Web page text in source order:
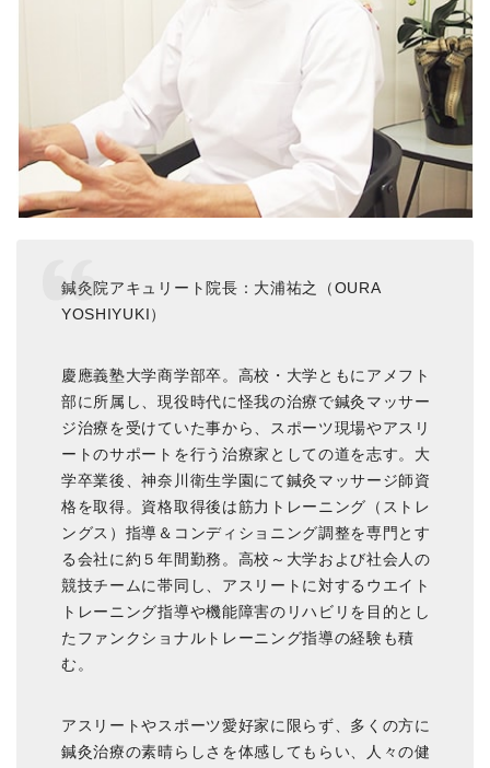
鍼灸院アキュリート院長：大浦祐之（OURA
YOSHIYUKI）
慶應義塾大学商学部卒。高校・大学ともにアメフト
部に所属し、現役時代に怪我の治療で鍼灸マッサー
ジ治療を受けていた事から、スポーツ現場やアスリ
ートのサポートを行う治療家としての道を志す。大
学卒業後、神奈川衛生学園にて鍼灸マッサージ師資
格を取得。資格取得後は筋力トレーニング（ストレ
ングス）指導＆コンディショニング調整を専門とす
る会社に約５年間勤務。高校～大学および社会人の
競技チームに帯同し、アスリートに対するウエイト
トレーニング指導や機能障害のリハビリを目的とし
たファンクショナルトレーニング指導の経験も積
む。
アスリートやスポーツ愛好家に限らず、多くの方に
鍼灸治療の素晴らしさを体感してもらい、人々の健